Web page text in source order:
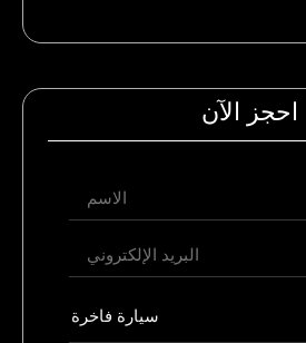
احجز الآن
سيارة فاخرة